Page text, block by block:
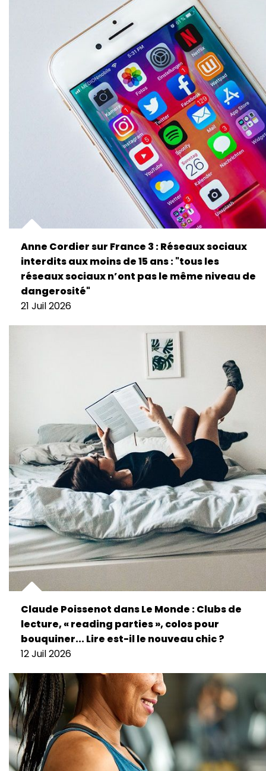
Anne Cordier sur France 3 : Réseaux sociaux
interdits aux moins de 15 ans : "tous les
réseaux sociaux n’ont pas le même niveau de
dangerosité"
21 Juil 2026
Claude Poissenot dans Le Monde : Clubs de
lecture, « reading parties », colos pour
bouquiner... Lire est-il le nouveau chic ?
12 Juil 2026